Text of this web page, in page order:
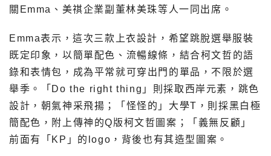
關Emma、美祺企業副董林美珠等人一同出席。
Emma表示，這次三款上衣設計，希望跳脫選舉服裝
既定印象，以簡單配色、流暢線條，結合柯文哲的語
錄和表情包，成為平常就可穿出門的單品，不限於選
舉季。「Do the right thing」則採取西岸元素，跳色
設計，朝氣神采飛揚；「怪怪的」大學T，則採黑白極
簡配色，附上傳神的Q版柯文哲圖案；「義無反顧」
前面有「KP」的logo，背後也有其造型圖案。